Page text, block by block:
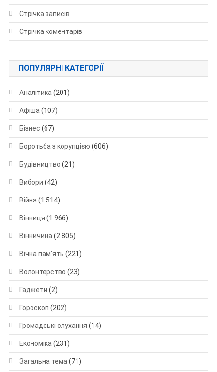
Стрічка записів
Стрічка коментарів
ПОПУЛЯРНІ КАТЕГОРІЇ
Аналітика (201)
Афіша (107)
Бізнес (67)
Боротьба з корупцією (606)
Будівництво (21)
Вибори (42)
Війна (1 514)
Вінниця (1 966)
Вінничина (2 805)
Вічна пам'ять (221)
Волонтерство (23)
Гаджети (2)
Гороскоп (202)
Громадські слухання (14)
Економіка (231)
Загальна тема (71)